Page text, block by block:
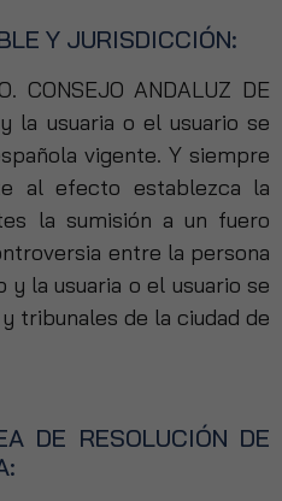
Y JURISDICCIÓN:
CONSEJO ANDALUZ DE
y la usuaria o el usuario se
vigente. Y siempre
al efecto establezca la
la sumisión a un fuero
entre la persona
la usuaria o el usuario se
tribunales de la ciudad de
DE RESOLUCIÓN DE